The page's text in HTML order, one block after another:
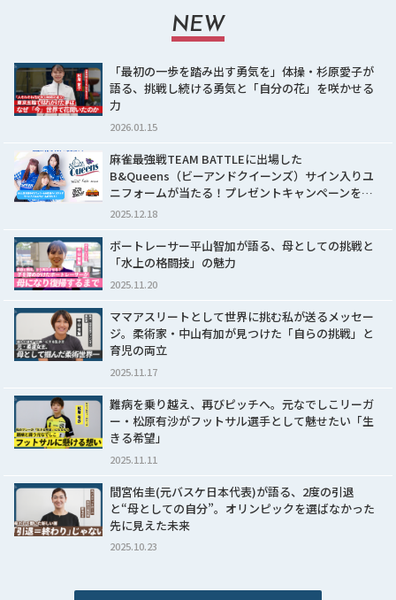
NEW
「最初の一歩を踏み出す勇気を」体操・杉原愛子が
語る、挑戦し続ける勇気と「自分の花」を咲かせる
力
2026.01.15
麻雀最強戦TEAM BATTLEに出場した
B&Queens（ビーアンドクイーンズ）サイン入りユ
ニフォームが当たる！プレゼントキャンペーンを…
2025.12.18
ボートレーサー平山智加が語る、母としての挑戦と
「水上の格闘技」の魅力
2025.11.20
ママアスリートとして世界に挑む私が送るメッセー
ジ。柔術家・中山有加が見つけた「自らの挑戦」と
育児の両立
2025.11.17
難病を乗り越え、再びピッチへ。元なでしこリーガ
ー・松原有沙がフットサル選手として魅せたい「生
きる希望」
2025.11.11
間宮佑圭(元バスケ日本代表)が語る、2度の引退
と“母としての自分”。オリンピックを選ばなかった
先に見えた未来
2025.10.23